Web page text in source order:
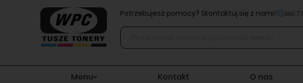
Potrzebujesz pomocy? Skontaktuj się z nami! 660
Menu Kontakt O nas